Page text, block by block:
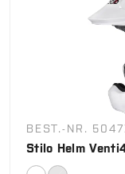
BEST.-NR.
Stilo Helm